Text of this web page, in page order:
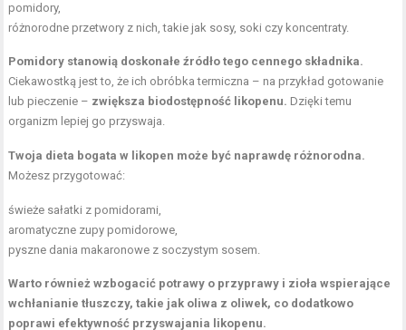
pomidory,
różnorodne przetwory z nich, takie jak sosy, soki czy koncentraty.
Pomidory stanowią doskonałe źródło tego cennego składnika.
Ciekawostką jest to, że ich obróbka termiczna – na przykład gotowanie
lub pieczenie – zwiększa biodostępność likopenu. Dzięki temu
organizm lepiej go przyswaja.
Twoja dieta bogata w likopen może być naprawdę różnorodna.
Możesz przygotować:
świeże sałatki z pomidorami,
aromatyczne zupy pomidorowe,
pyszne dania makaronowe z soczystym sosem.
Warto również wzbogacić potrawy o przyprawy i zioła wspierające
wchłanianie tłuszczy, takie jak oliwa z oliwek, co dodatkowo
poprawi efektywność przyswajania likopenu.